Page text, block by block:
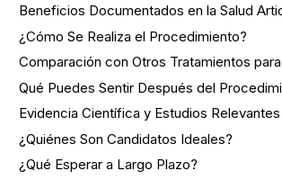
Beneficios Documentados en la Salud
¿Cómo Se Realiza el Procedimiento?
Comparación con Otros Tratamientos
Qué Puedes Sentir Después del
Evidencia Científica y Estudios Relevantes
¿Quiénes Son Candidatos Ideales?
¿Qué Esperar a Largo Plazo?